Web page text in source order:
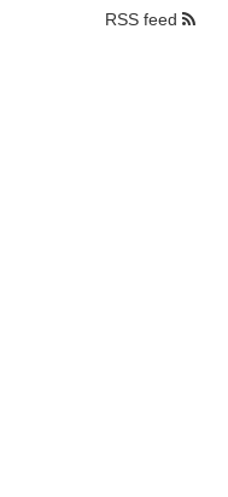
RSS feed